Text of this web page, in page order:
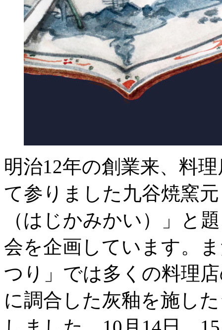
明治12年の創業来、料
て参りました九谷焼窯
（はじかみかい）」と
会を企画しています。
つり」では多くの料理
に調合した灰釉を施し